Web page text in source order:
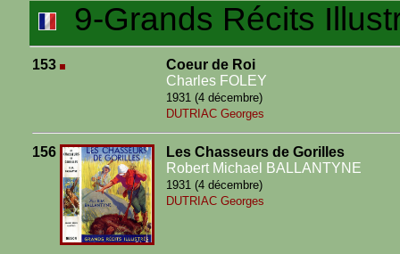
9-Grands Récits
153
Coeur de Roi
Charles FOLEY
1931 (4 décembre)
DUTRIAC Georges
156
Les Chasseurs de Gorilles
Robert Michael BALLANTYNE
1931 (4 décembre)
DUTRIAC Georges